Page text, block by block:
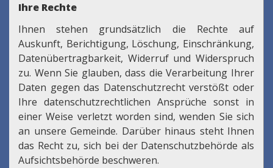
Ihre Rechte
Ihnen stehen grundsätzlich die Rechte auf
Auskunft, Berichtigung, Löschung, Einschränkung,
Datenübertragbarkeit, Widerruf und Widerspruch
zu. Wenn Sie glauben, dass die Verarbeitung Ihrer
Daten gegen das Datenschutzrecht verstößt oder
Ihre datenschutzrechtlichen Ansprüche sonst in
einer Weise verletzt worden sind, wenden Sie sich
an unsere Gemeinde. Darüber hinaus steht Ihnen
das Recht zu, sich bei der Datenschutzbehörde als
Aufsichtsbehörde beschweren.